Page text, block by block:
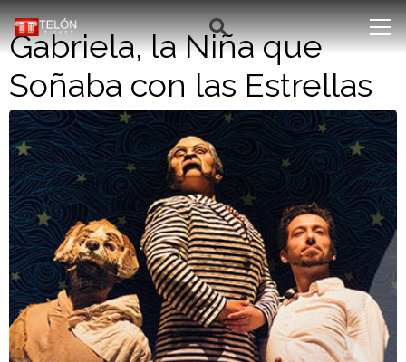
Gabriela, la Niña que
Soñaba con las Estrellas